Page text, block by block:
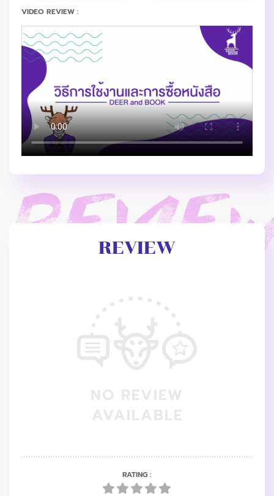
VIDEO REVIEW :
REVIEW
RATING :